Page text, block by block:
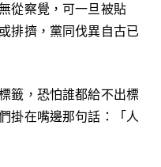
從察覺，可一旦被貼
排擠，黨同伐異自古已
籤，恐怕誰都給不出標
掛在嘴邊那句話：「人